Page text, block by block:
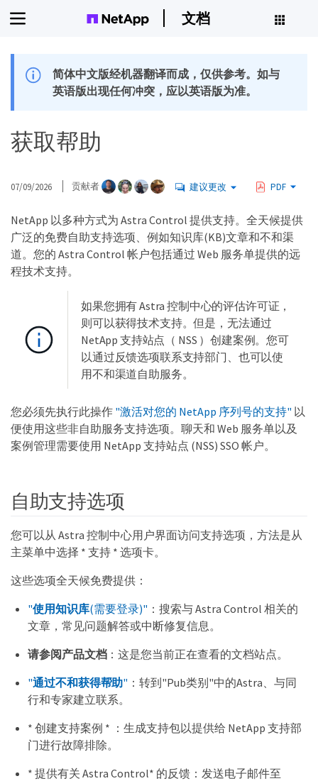
文档
简体中文版经机器翻译而成，仅供参考。如与
英语版出现任何冲突，应以英语版为准。
获取帮助
07/09/2026 贡献者 建议更改 PDF
NetApp 以多种方式为 Astra Control 提供支持。全天候提供
广泛的免费自助支持选项、例如知识库(KB)文章和不和渠
道。您的 Astra Control 帐户包括通过 Web 服务单提供的远
程技术支持。
如果您拥有 Astra 控制中心的评估许可证，
则可以获得技术支持。但是，无法通过
NetApp 支持站点（ NSS ）创建案例。您可
以通过反馈选项联系支持部门、也可以使
用不和渠道自助服务。
您必须先执行此操作 "激活对您的 NetApp 序列号的支持" 以
便使用这些非自助服务支持选项。聊天和 Web 服务单以及
案例管理需要使用 NetApp 支持站点 (NSS) SSO 帐户。
自助支持选项
您可以从 Astra 控制中心用户界面访问支持选项，方法是从
主菜单中选择 * 支持 * 选项卡。
这些选项全天候免费提供：
"使用知识库(需要登录)" ：搜索与 Astra Control 相关的
文章，常见问题解答或中断修复信息。
请参阅产品文档：这是您当前正在查看的文档站点。
"通过不和获得帮助" ：转到"Pub类别"中的Astra、与同
行和专家建立联系。
* 创建支持案例 * ：生成支持包以提供给 NetApp 支持部
门进行故障排除。
* 提供有关 Astra Control* 的反馈：发送电子邮件至